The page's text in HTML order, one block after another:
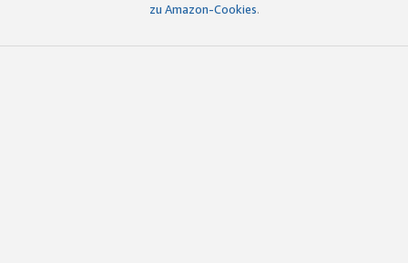
zu Amazon-Cookies.